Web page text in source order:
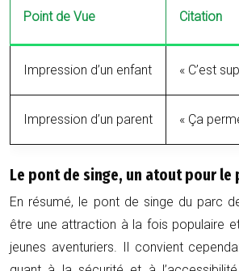
Point de Vue Citation
Impression d’un enfant « C’est
Impression d’un parent « Ça
Le pont de singe, un atout pour le
En résumé, le pont de singe du parc
être une attraction à la fois populaire
jeunes aventuriers. Il convient